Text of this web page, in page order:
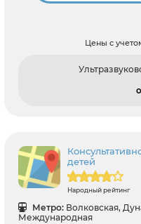
Цены с
детей
Народный рейтинг
Метро: Волковская,
Международная